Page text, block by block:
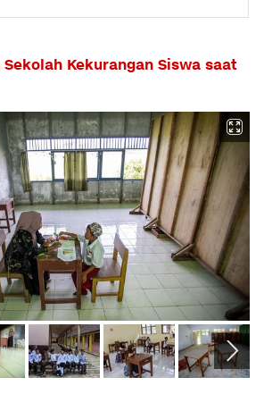
Sekolah Kekurangan Siswa saat